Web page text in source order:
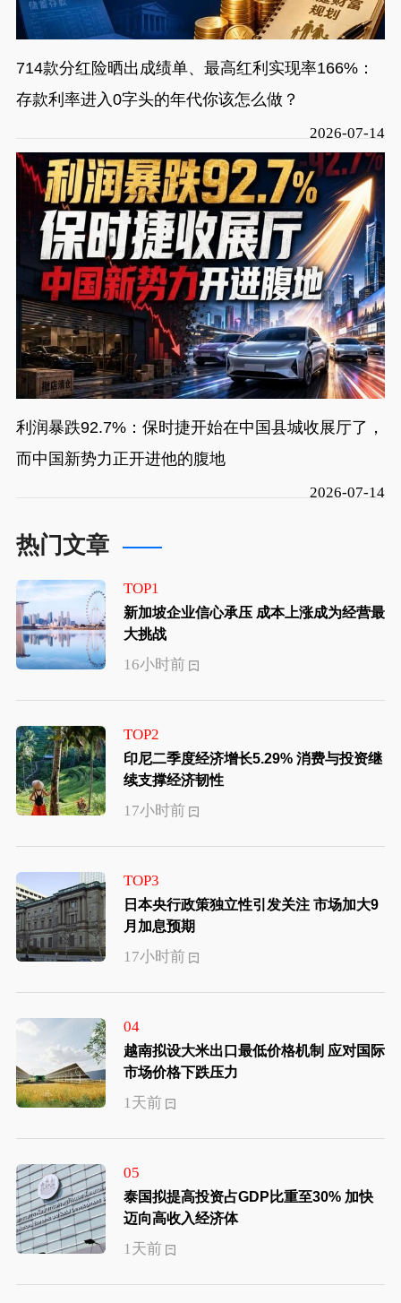
714款分红险晒出成绩单、最高红利实现率166%：
存款利率进入0字头的年代你该怎么做？
2026-07-14
利润暴跌92.7%：保时捷开始在中国县城收展厅了，
而中国新势力正开进他的腹地
2026-07-14
热门文章
TOP1
新加坡企业信心承压 成本上涨成为经营最
大挑战
16小时前
TOP2
印尼二季度经济增长5.29% 消费与投资继
续支撑经济韧性
17小时前
TOP3
日本央行政策独立性引发关注 市场加大9
月加息预期
17小时前
04
越南拟设大米出口最低价格机制 应对国际
市场价格下跌压力
1天前
05
泰国拟提高投资占GDP比重至30% 加快
迈向高收入经济体
1天前